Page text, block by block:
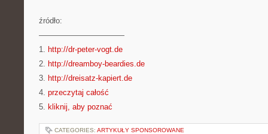
źródło:
———————————
1. http://dr-peter-vogt.de
2. http://dreamboy-beardies.de
3. http://dreisatz-kapiert.de
4. przeczytaj całość
5. kliknij, aby poznać
CATEGORIES: ARTYKUŁY SPONSOROWANE